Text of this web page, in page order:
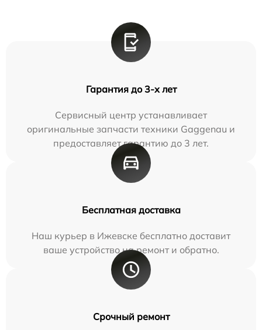
Гарантия до 3-х лет
Сервисный центр устанавливает
оригинальные запчасти техники Gaggenau и
предоставляет гарантию до 3 лет.
Бесплатная доставка
Наш курьер в Ижевске бесплатно доставит
ваше устройство на ремонт и обратно.
Срочный ремонт